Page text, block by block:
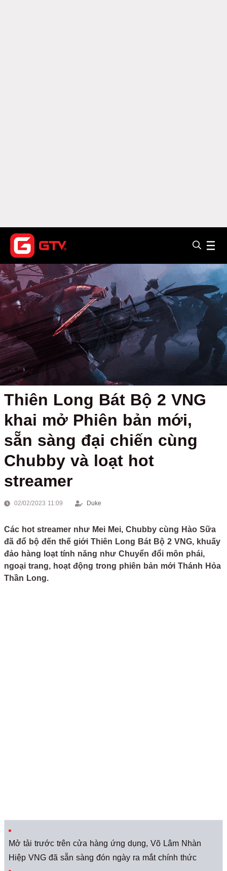
Thiên Long Bát Bộ 2 VNG
khai mở Phiên bản mới,
sẵn sàng đại chiến cùng
Chubby và loạt hot
streamer
02/02/2023 11:09 Duke
Các hot streamer như Mei Mei, Chubby cùng Hào Sữa
đã đổ bộ đến thế giới Thiên Long Bát Bộ 2 VNG, khuấy
đảo hàng loạt tính năng như Chuyển đổi môn phái,
ngoại trang, hoạt động trong phiên bản mới Thánh Hỏa
Thần Long.
Mở tải trước trên cửa hàng ứng dụng, Võ Lâm Nhàn
Hiệp VNG đã sẵn sàng đón ngày ra mắt chính thức